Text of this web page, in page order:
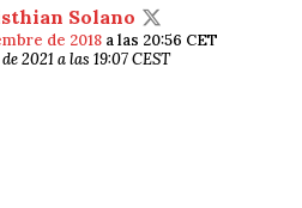
Solano
de 2018 a las 20:56 CET
2021 a las 19:07 CEST